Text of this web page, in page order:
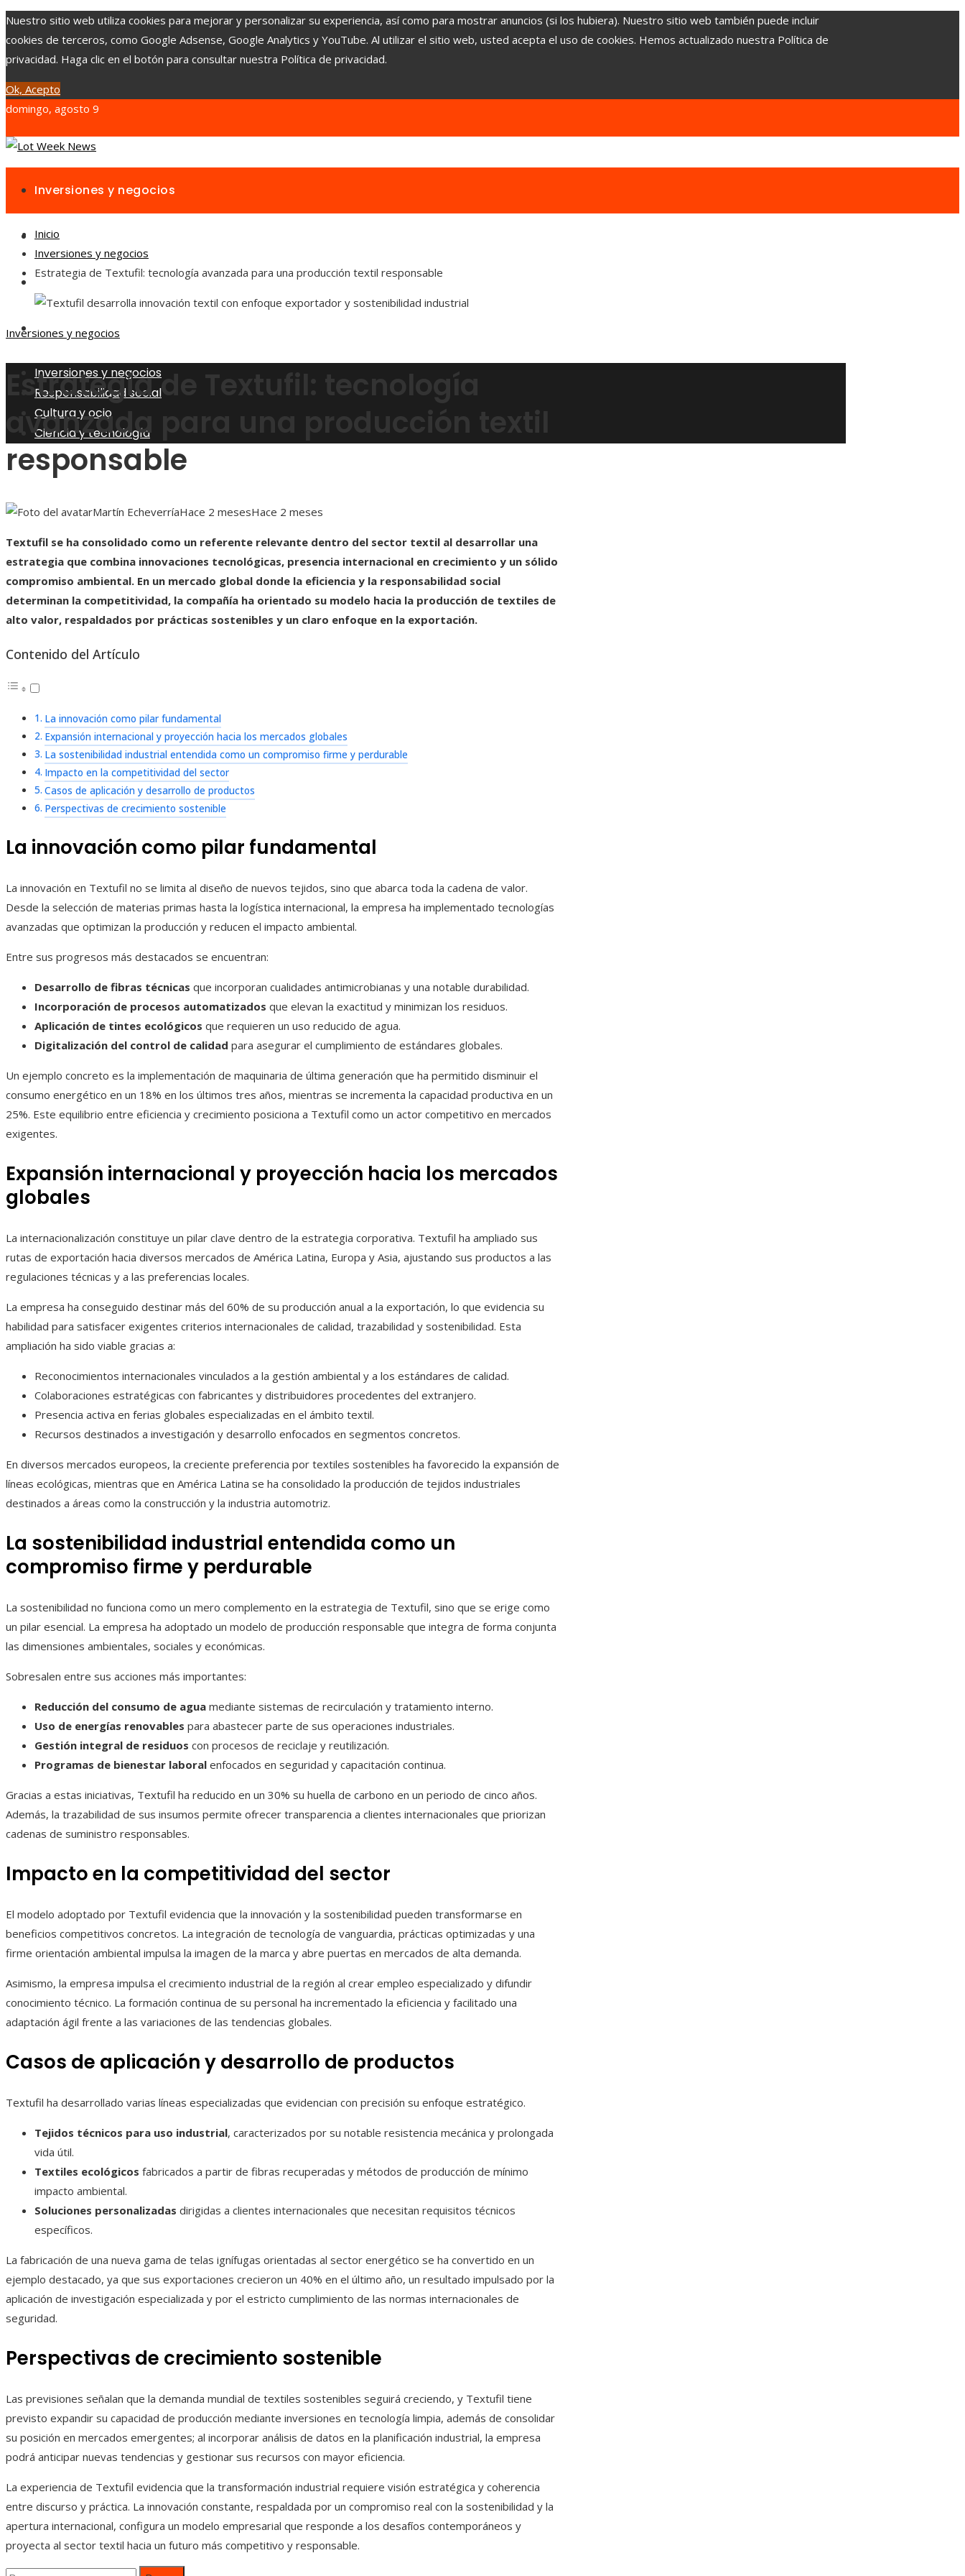
Nuestro sitio web utiliza cookies para mejorar y personalizar su experiencia, así como para mostrar anuncios (si los hubiera). Nuestro sitio web también puede incluir
cookies de terceros, como Google Adsense, Google Analytics y YouTube. Al utilizar el sitio web, usted acepta el uso de cookies. Hemos actualizado nuestra Política de
privacidad. Haga clic en el botón para consultar nuestra Política de privacidad.
Ok, Acepto
domingo, agosto 9
Inversiones y negocios
Responsabilidad social
Cultura y ocio
Ciencia y tecnología
Inversiones y negocios
Responsabilidad social
Cultura y ocio
Ciencia y tecnología
Inicio
Inversiones y negocios
Estrategia de Textufil: tecnología avanzada para una producción textil responsable
Inversiones y negocios
Estrategia de Textufil: tecnología
avanzada para una producción textil
responsable
Martín EcheverríaHace 2 mesesHace 2 meses
Textufil se ha consolidado como un referente relevante dentro del sector textil al desarrollar una
estrategia que combina innovaciones tecnológicas, presencia internacional en crecimiento y un sólido
compromiso ambiental. En un mercado global donde la eficiencia y la responsabilidad social
determinan la competitividad, la compañía ha orientado su modelo hacia la producción de textiles de
alto valor, respaldados por prácticas sostenibles y un claro enfoque en la exportación.
Contenido del Artículo
La innovación como pilar fundamental
Expansión internacional y proyección hacia los mercados globales
La sostenibilidad industrial entendida como un compromiso firme y perdurable
Impacto en la competitividad del sector
Casos de aplicación y desarrollo de productos
Perspectivas de crecimiento sostenible
La innovación como pilar fundamental
La innovación en Textufil no se limita al diseño de nuevos tejidos, sino que abarca toda la cadena de valor.
Desde la selección de materias primas hasta la logística internacional, la empresa ha implementado tecnologías
avanzadas que optimizan la producción y reducen el impacto ambiental.
Entre sus progresos más destacados se encuentran:
Desarrollo de fibras técnicas que incorporan cualidades antimicrobianas y una notable durabilidad.
Incorporación de procesos automatizados que elevan la exactitud y minimizan los residuos.
Aplicación de tintes ecológicos que requieren un uso reducido de agua.
Digitalización del control de calidad para asegurar el cumplimiento de estándares globales.
Un ejemplo concreto es la implementación de maquinaria de última generación que ha permitido disminuir el
consumo energético en un 18% en los últimos tres años, mientras se incrementa la capacidad productiva en un
25%. Este equilibrio entre eficiencia y crecimiento posiciona a Textufil como un actor competitivo en mercados
exigentes.
Expansión internacional y proyección hacia los mercados
globales
La internacionalización constituye un pilar clave dentro de la estrategia corporativa. Textufil ha ampliado sus
rutas de exportación hacia diversos mercados de América Latina, Europa y Asia, ajustando sus productos a las
regulaciones técnicas y a las preferencias locales.
La empresa ha conseguido destinar más del 60% de su producción anual a la exportación, lo que evidencia su
habilidad para satisfacer exigentes criterios internacionales de calidad, trazabilidad y sostenibilidad. Esta
ampliación ha sido viable gracias a:
Reconocimientos internacionales vinculados a la gestión ambiental y a los estándares de calidad.
Colaboraciones estratégicas con fabricantes y distribuidores procedentes del extranjero.
Presencia activa en ferias globales especializadas en el ámbito textil.
Recursos destinados a investigación y desarrollo enfocados en segmentos concretos.
En diversos mercados europeos, la creciente preferencia por textiles sostenibles ha favorecido la expansión de
líneas ecológicas, mientras que en América Latina se ha consolidado la producción de tejidos industriales
destinados a áreas como la construcción y la industria automotriz.
La sostenibilidad industrial entendida como un
compromiso firme y perdurable
La sostenibilidad no funciona como un mero complemento en la estrategia de Textufil, sino que se erige como
un pilar esencial. La empresa ha adoptado un modelo de producción responsable que integra de forma conjunta
las dimensiones ambientales, sociales y económicas.
Sobresalen entre sus acciones más importantes:
Reducción del consumo de agua mediante sistemas de recirculación y tratamiento interno.
Uso de energías renovables para abastecer parte de sus operaciones industriales.
Gestión integral de residuos con procesos de reciclaje y reutilización.
Programas de bienestar laboral enfocados en seguridad y capacitación continua.
Gracias a estas iniciativas, Textufil ha reducido en un 30% su huella de carbono en un periodo de cinco años.
Además, la trazabilidad de sus insumos permite ofrecer transparencia a clientes internacionales que priorizan
cadenas de suministro responsables.
Impacto en la competitividad del sector
El modelo adoptado por Textufil evidencia que la innovación y la sostenibilidad pueden transformarse en
beneficios competitivos concretos. La integración de tecnología de vanguardia, prácticas optimizadas y una
firme orientación ambiental impulsa la imagen de la marca y abre puertas en mercados de alta demanda.
Asimismo, la empresa impulsa el crecimiento industrial de la región al crear empleo especializado y difundir
conocimiento técnico. La formación continua de su personal ha incrementado la eficiencia y facilitado una
adaptación ágil frente a las variaciones de las tendencias globales.
Casos de aplicación y desarrollo de productos
Textufil ha desarrollado varias líneas especializadas que evidencian con precisión su enfoque estratégico.
Tejidos técnicos para uso industrial, caracterizados por su notable resistencia mecánica y prolongada
vida útil.
Textiles ecológicos fabricados a partir de fibras recuperadas y métodos de producción de mínimo
impacto ambiental.
Soluciones personalizadas dirigidas a clientes internacionales que necesitan requisitos técnicos
específicos.
La fabricación de una nueva gama de telas ignífugas orientadas al sector energético se ha convertido en un
ejemplo destacado, ya que sus exportaciones crecieron un 40% en el último año, un resultado impulsado por la
aplicación de investigación especializada y por el estricto cumplimiento de las normas internacionales de
seguridad.
Perspectivas de crecimiento sostenible
Las previsiones señalan que la demanda mundial de textiles sostenibles seguirá creciendo, y Textufil tiene
previsto expandir su capacidad de producción mediante inversiones en tecnología limpia, además de consolidar
su posición en mercados emergentes; al incorporar análisis de datos en la planificación industrial, la empresa
podrá anticipar nuevas tendencias y gestionar sus recursos con mayor eficiencia.
La experiencia de Textufil evidencia que la transformación industrial requiere visión estratégica y coherencia
entre discurso y práctica. La innovación constante, respaldada por un compromiso real con la sostenibilidad y la
apertura internacional, configura un modelo empresarial que responde a los desafíos contemporáneos y
proyecta al sector textil hacia un futuro más competitivo y responsable.